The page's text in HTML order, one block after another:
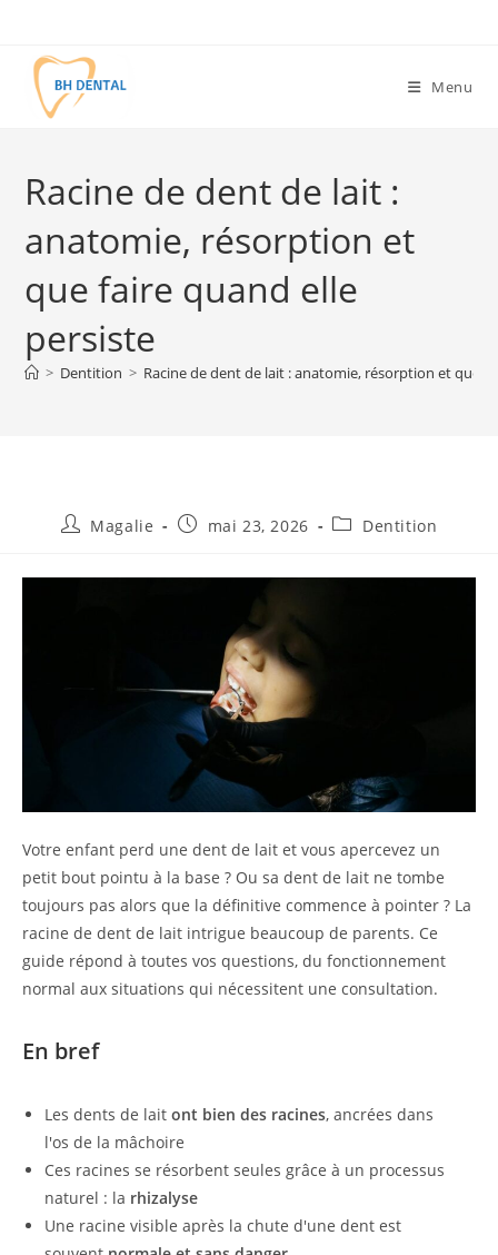
Menu
Racine de dent de lait :
anatomie, résorption et
que faire quand elle
persiste
> Dentition > Racine de dent de lait : anatomie, résorption et que
Magalie mai 23, 2026 Dentition
Votre enfant perd une dent de lait et vous apercevez un
petit bout pointu à la base ? Ou sa dent de lait ne tombe
toujours pas alors que la définitive commence à pointer ? La
racine de dent de lait intrigue beaucoup de parents. Ce
guide répond à toutes vos questions, du fonctionnement
normal aux situations qui nécessitent une consultation.
En bref
Les dents de lait ont bien des racines, ancrées dans
l'os de la mâchoire
Ces racines se résorbent seules grâce à un processus
naturel : la rhizalyse
Une racine visible après la chute d'une dent est